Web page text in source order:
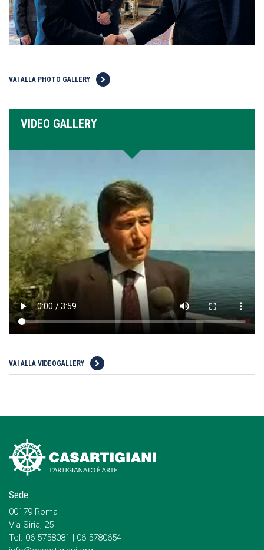
VAI ALLA PHOTO GALLERY
VIDEO GALLERY
VAI ALLA VIDEOGALLERY
Sede
00179 Roma
Via Siria, 25
Tel. 06-5758081 | 06-5780654